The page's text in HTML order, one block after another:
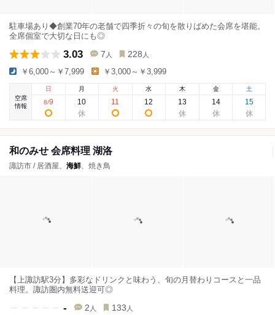
駐車場あり◆創業70年の老舗で四季折々の旬を散りばめた会席を堪能。
全席個室で大切な日にも◎
3.03 7 人 228 人
￥6,000～￥7,999 ￥3,000～￥3,999
空席
情報
日
8/9
月
10
火
11
水
12
木
13
金
14
土
15
和のみせ 会席料理 湖洛
諏訪市 / 居酒屋、 海鮮、焼き鳥
【上諏訪駅3分】多彩なドリンクと味わう、旬の月替わりコースと一品
料理。諏訪圏内無料送迎可◎
- 2 人 133 人